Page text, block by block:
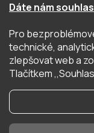
Dáte nám
Pro
technické,
zlepšovat web a
Tlačítkem
Odesláním potvrzuji,
ochrany osobních
PŘIHLÁSIT SE